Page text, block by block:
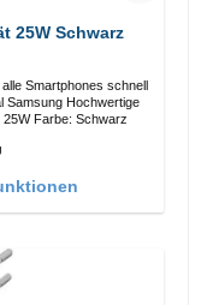
25W Schwarz
Verarbeitung Anschlüsse: USB-C Output: 25W Farbe: Schwarz